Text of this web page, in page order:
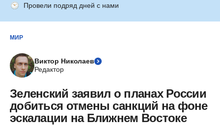
Провели подряд дней с нами
МИР
Виктор Николаев
Редактор
Зеленский заявил о планах России
добиться отмены санкций на фоне
эскалации на Ближнем Востоке